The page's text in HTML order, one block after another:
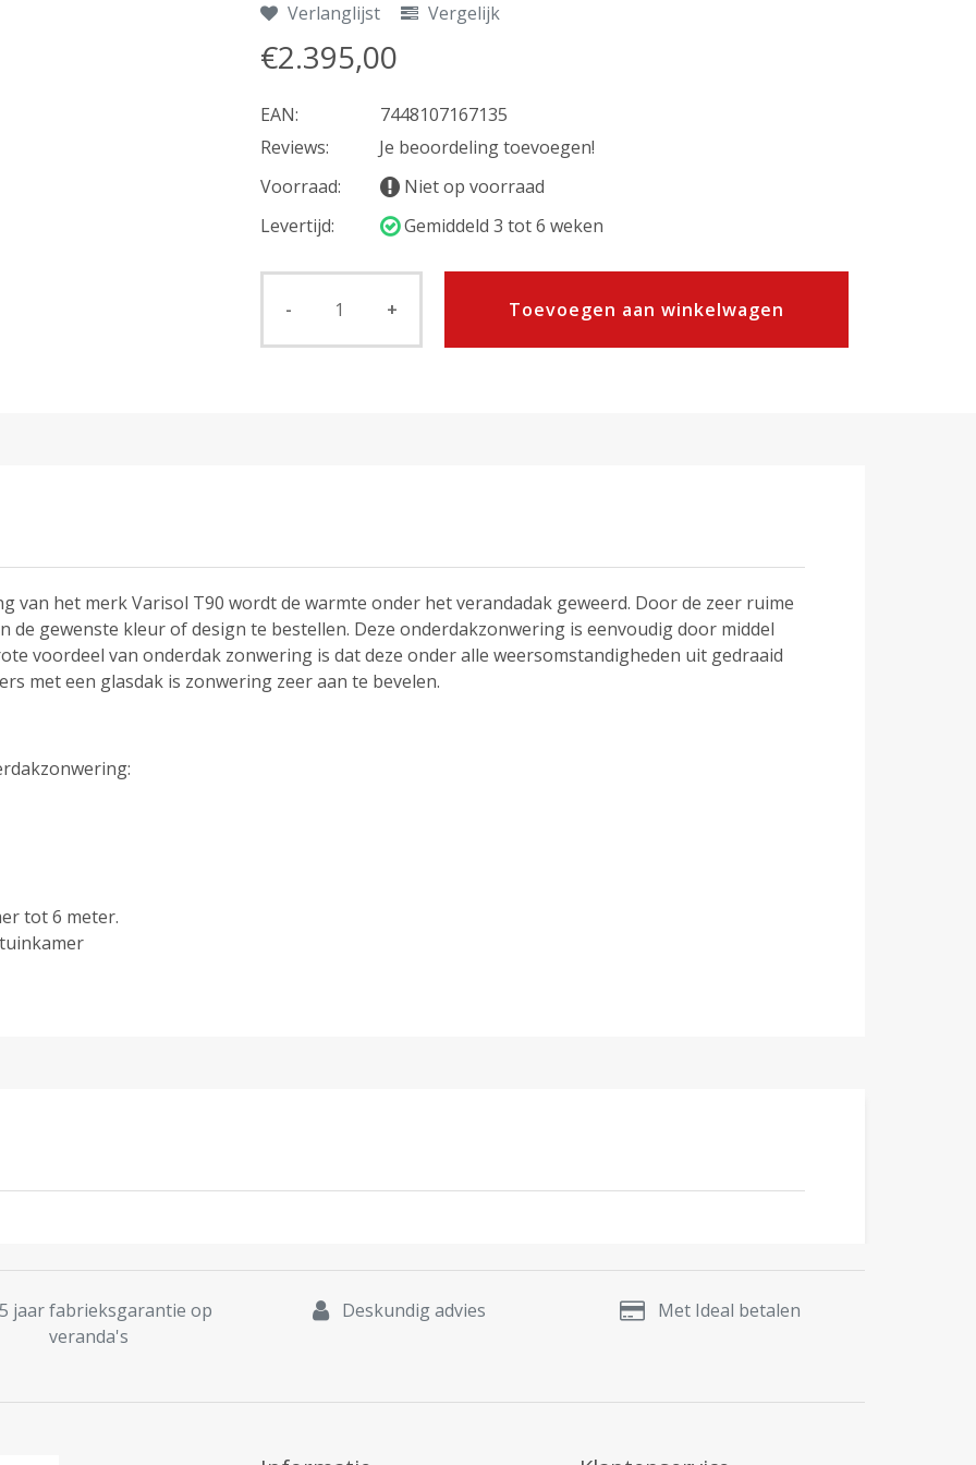
Verlanglijst Vergelijk
€2.395,00
EAN:
7448107167135
Reviews:
Je beoordeling toevoegen!
Voorraad:
Niet op voorraad
Levertijd:
Gemiddeld 3 tot 6 weken
- + Toevoegen aan winkelwagen
van het merk Varisol T90 wordt de warmte onder het verandadak geweerd. Door de zeer ruime
de gewenste kleur of design te bestellen. Deze onderdakzonwering is eenvoudig door middel
voordeel van onderdak zonwering is dat deze onder alle weersomstandigheden uit gedraaid
met een glasdak is zonwering zeer aan te bevelen.
tot 6 meter.
jaar fabrieksgarantie op
veranda's
Deskundig advies Met Ideal betalen